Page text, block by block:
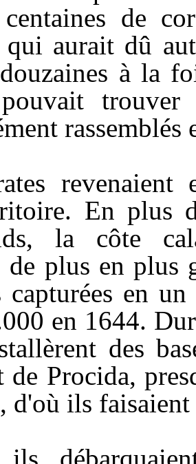
de
qui aurait dû
à la
En plus
la côte
de plus en plus
capturées en
en 1644.
des
de Procida,
d'où ils